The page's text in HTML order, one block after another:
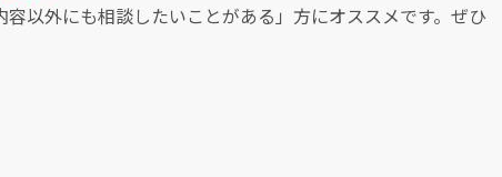
容以外にも相談したいことがある」方にオススメです。ぜひ